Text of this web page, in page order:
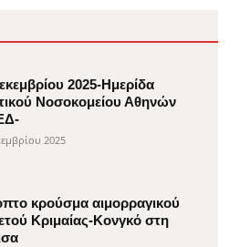
2025-Ημερίδα
Νοσοκομείου Αθηνών
2025
κρούσμα αιμορραγικού
Κριμαίας-Κονγκό στη